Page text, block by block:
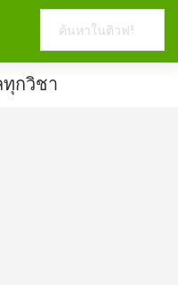
website
กวิชา